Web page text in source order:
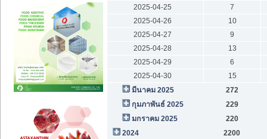
2025-04-25
7
2025-04-26
10
2025-04-27
9
2025-04-28
13
2025-04-29
6
2025-04-30
15
มีนาคม 2025
272
กุมภาพันธ์ 2025
229
มกราคม 2025
220
2024
2200